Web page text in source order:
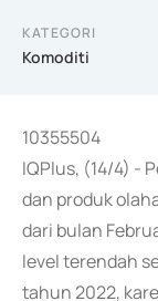
KATEGORI
Komoditi
10355504
IQPlus, (14/4) -
dan produk
dari bulan
level terendah
tahun 2022,